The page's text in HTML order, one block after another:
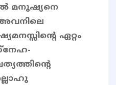
മനുഷ്യനെ
ഏറ്റം